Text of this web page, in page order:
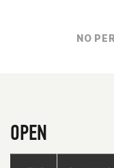
NO
OPEN